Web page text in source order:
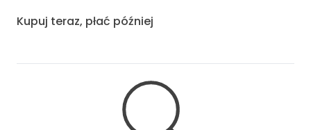
Kupuj teraz, płać później